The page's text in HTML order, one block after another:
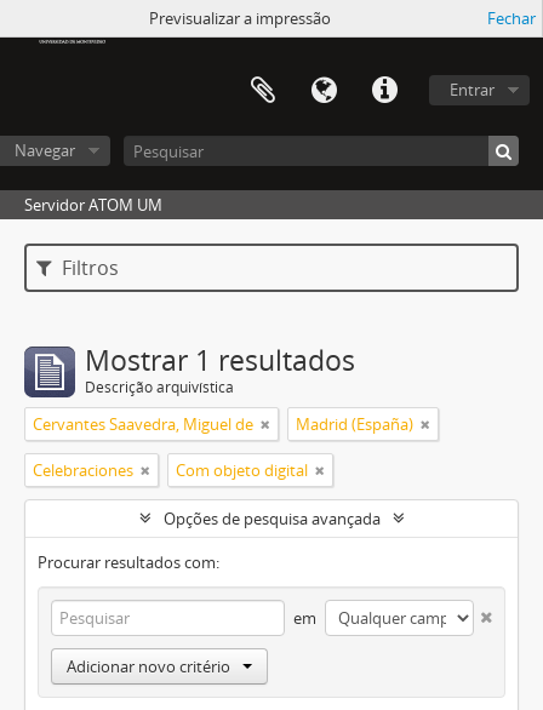
Atom UM
Entrar
Navegar
Servidor ATOM UM
Filtros
Previsualizar a impressão Fechar
Mostrar 1 resultados
Descrição arquivística
Cervantes Saavedra, Miguel de Madrid (España)
Celebraciones Com objeto digital
Opções de pesquisa avançada
Procurar resultados com:
em
Adicionar novo critério